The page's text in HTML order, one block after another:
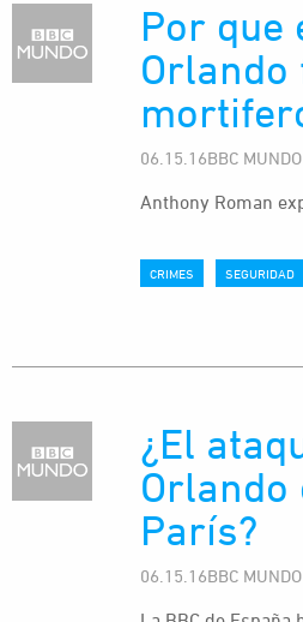
Por que
Orlando
06.15.16BBC MUNDO
Anthony Roman
CRIMES SEGURIDAD
¿El
París?
06.15.16BBC MUNDO